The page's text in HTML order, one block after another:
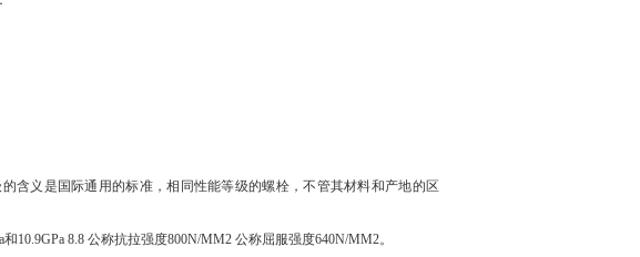
含义是国际通用的标准，相同性能等级的螺栓，不管其材料和产地的区
和10.9GPa 8.8 公称抗拉强度800N/MM2 公称屈服强度640N/MM2。